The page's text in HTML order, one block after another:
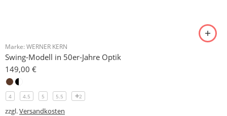
Marke: WERNER KERN
Swing-Modell in 50er-Jahre Optik
149,00 €
4 4.5 5 5.5 2
zzgl.Versandkosten